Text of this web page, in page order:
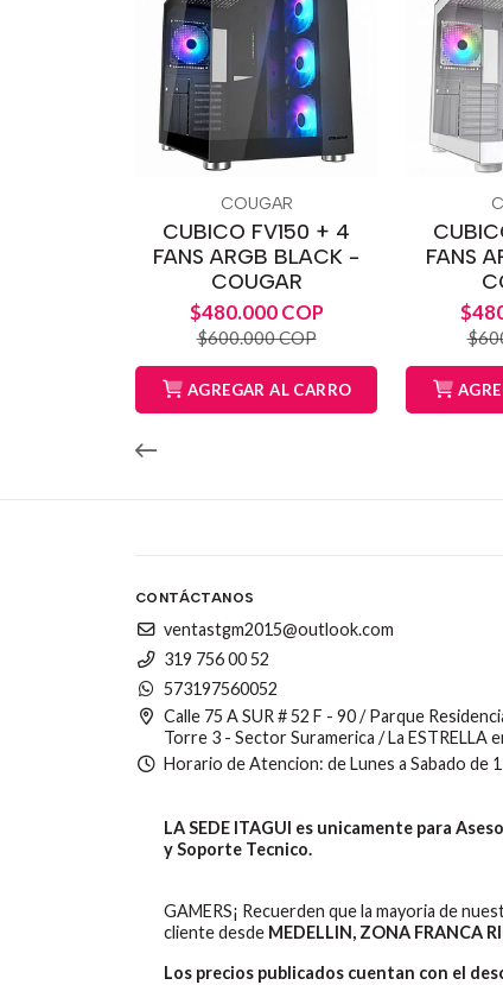
COUGAR
CUBICO FV150 + 4
FANS ARGB BLACK -
COUGAR
$480.000 COP
$600.000 COP
AGREGAR AL CARRO
FANS
CONTÁCTANOS
ventastgm2015@outlook.com
319 756 00 52
573197560052
Calle 75 A SUR # 52 F - 90 / Parque
Torre 3 - Sector Suramerica / La ESTRELLA
Horario de Atencion: de Lunes a Sabado de
LA SEDE ITAGUI es unicamente para
y Soporte Tecnico.
GAMERS¡ Recuerden que la mayoria de
cliente desde MEDELLIN, ZONA FRANCA
Los precios publicados cuentan con el